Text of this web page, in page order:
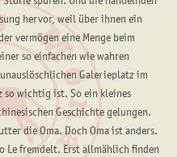
hervor, weil über ihnen ein
vermögen eine Menge beim
so einfachen wie wahren
Galerieplatz im
wichtig ist. So ein kleines
Geschichte gelungen.
die Oma. Doch Oma ist anders.
fremdelt. Erst allmählich finden